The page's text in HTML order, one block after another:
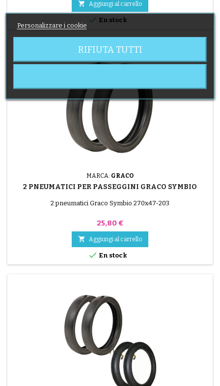
 Aggiungi al carrello
 En stock
MARCA: GRACO
2 PNEUMATICI PER PASSEGGINI GRACO SYMBIO
2 pneumatici Graco Symbio 270x47-203
Prezzo
25,80 €
 Aggiungi al carrello
 En stock
Personalizzare i cookie
RIFIUTA TUTTI